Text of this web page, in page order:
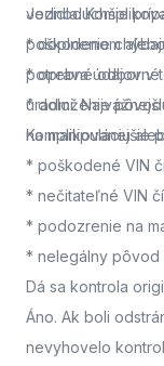
vozidla.
poškodenom
potrebné odborné
úradmi.
na manipuláciu
Jednoduchšie
* doplnenie
* oprava údajov v
* doloženie
Komplikovanejšie
* poškodené VIN
* nečitateľné VIN
* podozrenie na
* nelegálny pôvod
Dá sa kontrola
Áno. Ak boli
nevyhovelo